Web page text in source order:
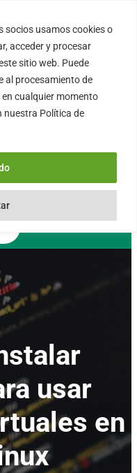
socios usamos cookies o
acceder y procesar
sitio web. Puede
al procesamiento de
cualquier momento
nuestra Política de
79
6:00PM
usar
en